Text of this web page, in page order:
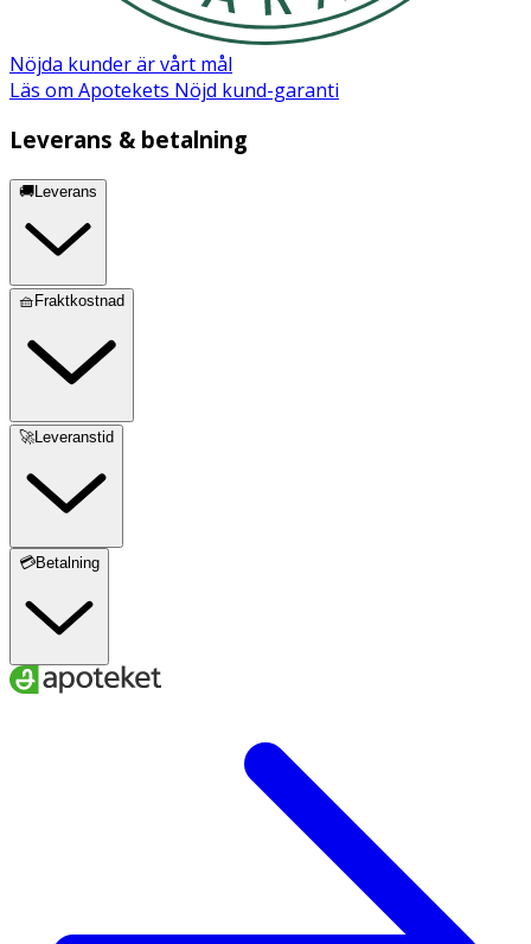
Nöjda kunder är vårt mål
Läs om Apotekets Nöjd kund-garanti
Leverans & betalning
🚚Leverans
🧺Fraktkostnad
🚀Leveranstid
💳Betalning